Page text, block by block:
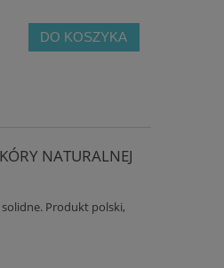
DO KOSZYKA
NATURALNEJ
Produkt polski,